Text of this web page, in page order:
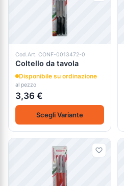
Cod.Art. CONF-0013472-0
Coltello da tavola
Disponibile su ordinazione
al pezzo
3,36 €
Scegli Variante